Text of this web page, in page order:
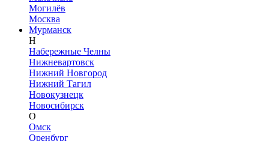
Могилёв
Москва
Мурманск
Н
Набережные Челны
Нижневартовск
Нижний Новгород
Нижний Тагил
Новокузнецк
Новосибирск
О
Омск
Оренбург